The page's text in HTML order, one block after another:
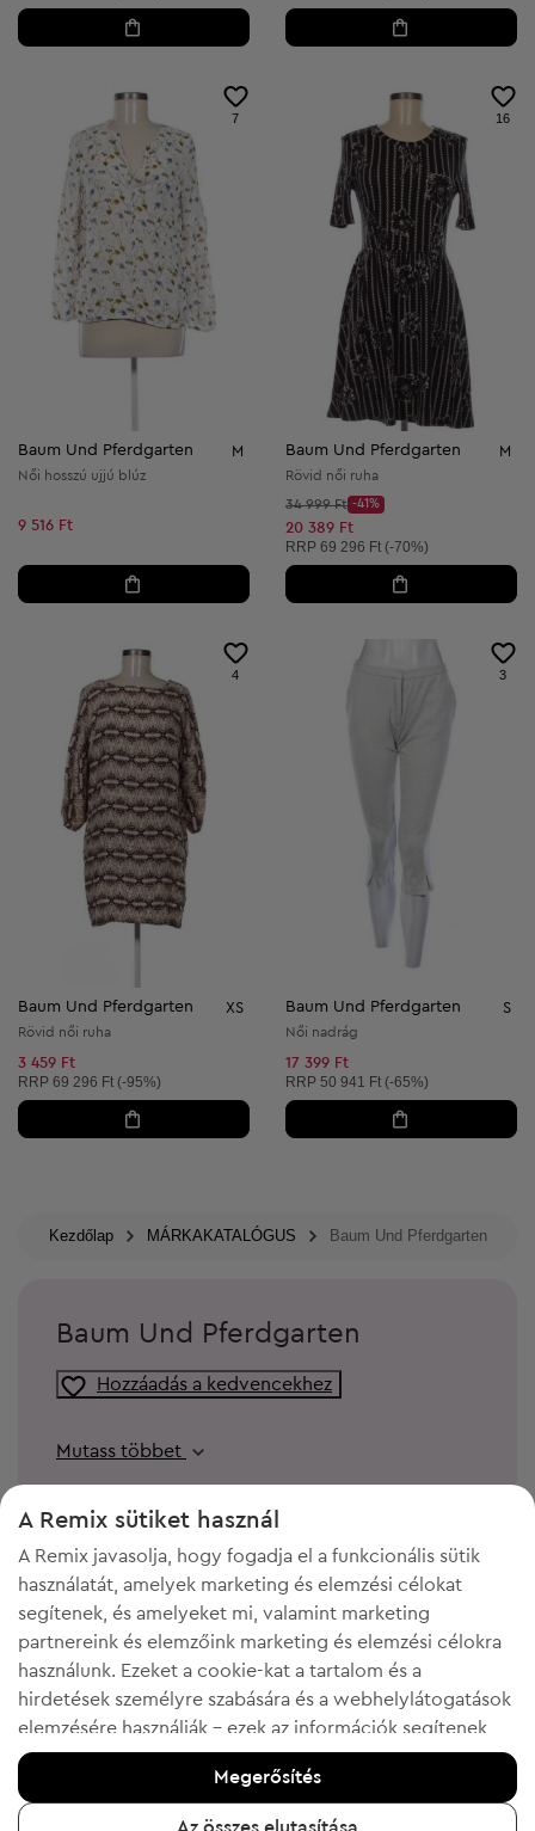
7
Baum Und Pferdgarten M
Női hosszú ujjú blúz
9 516 Ft
16
Baum Und Pferdgarten M
Rövid női ruha
Kezdő ár:
34 999 Ft
Discount Price:
-41%
Csökkentett ár:
20 389 Ft
Ajánlott ár:
RRP 69 296 Ft (-70%)
4
Baum Und Pferdgarten XS
Rövid női ruha
3 459 Ft
Ajánlott ár:
RRP 69 296 Ft (-95%)
3
Baum Und Pferdgarten S
Női nadrág
17 399 Ft
Ajánlott ár:
RRP 50 941 Ft (-65%)
Kezdőlap MÁRKAKATALÓGUS Baum Und Pferdgarten
Baum Und Pferdgarten
Hozzáadás a kedvencekhez
Mutass többet
KELL A HELY A GARDRÓBODBAN?
Add el ruháidat, kiegészítőidet és cipőidet, amiket nem hordasz.
Könnyű, kényelmes és ingyenes!
A Remix sütiket használ
A Remix javasolja, hogy fogadja el a funkcionális sütik
használatát, amelyek marketing és elemzési célokat
segítenek, és amelyeket mi, valamint marketing
partnereink és elemzőink marketing és elemzési célokra
használunk. Ezeket a cookie-kat a tartalom és a
hirdetések személyre szabására és a webhelylátogatások
elemzésére használják - ezek az információk segítenek
megmutatni az ön által kedvelt termékeket. Ha egyetért,
kérjük, erősítse meg az "Igen, elfogadom" gombra
kattintva.
Megerősítés